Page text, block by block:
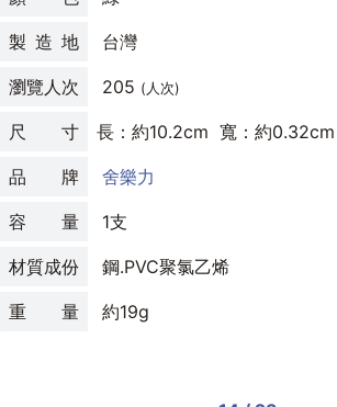
製 造 地 台灣
瀏覽人次 205 (人次)
尺 寸 長：約10.2cm 寬：約0.32cm
品 牌 舍樂力
容 量 1支
材質成份 鋼.PVC聚氯乙烯
重 量 約19g